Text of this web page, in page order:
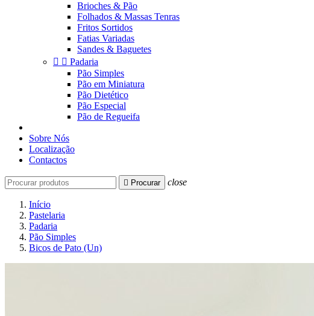
Brioches & Pão
Folhados & Massas Tenras
Fritos Sortidos
Fatias Variadas
Sandes & Baguetes
  Padaria
Pão Simples
Pão em Miniatura
Pão Dietético
Pão Especial
Pão de Regueifa
Sobre Nós
Localização
Contactos
 Procurar close
Início
Pastelaria
Padaria
Pão Simples
Bicos de Pato (Un)